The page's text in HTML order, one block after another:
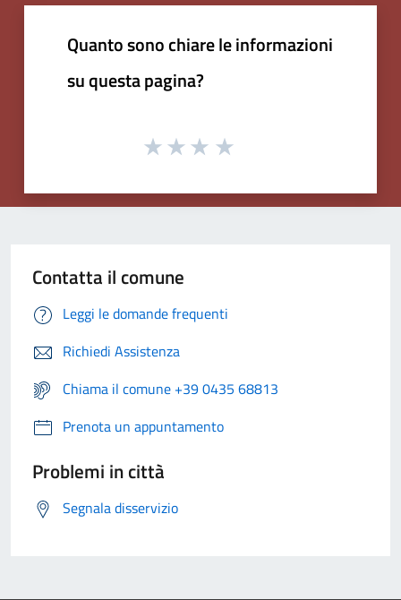
Quanto sono chiare le informazioni
su questa pagina?
Contatta il comune
Leggi le domande frequenti
Richiedi Assistenza
Chiama il comune +39 0435 68813
Prenota un appuntamento
Problemi in città
Segnala disservizio